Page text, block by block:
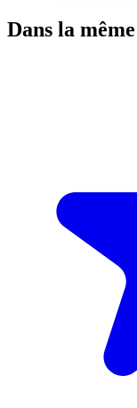
Dans la